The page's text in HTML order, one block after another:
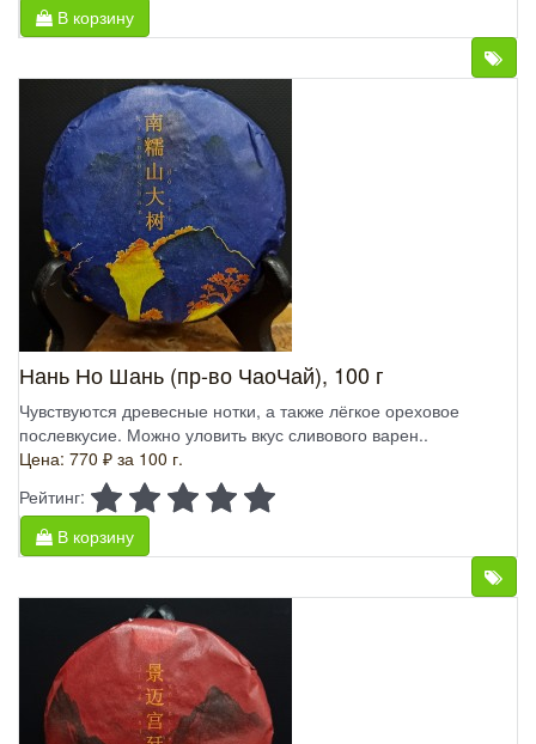
В корзину
Нань Но Шань (пр-во ЧаоЧай), 100 г
Чувствуются древесные нотки, а также лёгкое ореховое
послевкусие. Можно уловить вкус сливового варен..
Цена: 770 ₽ за 100 г.
Рейтинг:
В корзину